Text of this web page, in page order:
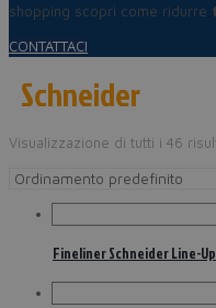
shopping scopri come ridurre
CONTATTACI
Schneider
Visualizzazione di tutti i 46
Fineliner Schneider Line-